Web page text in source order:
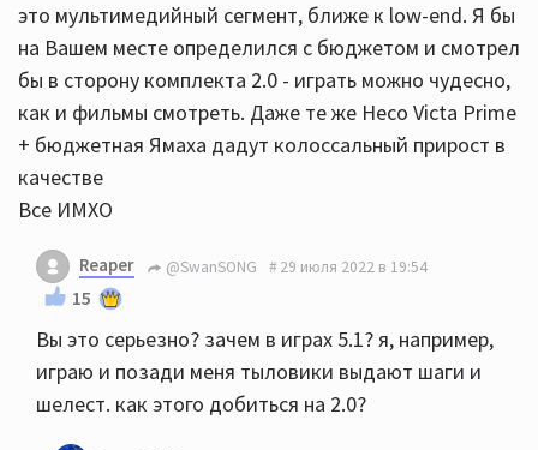
это мультимедийный сегмент, ближе к low-end. Я бы
на Вашем месте определился с бюджетом и смотрел
бы в сторону комплекта 2.0 - играть можно чудесно,
как и фильмы смотреть. Даже те же Heco Victa Prime
+ бюджетная Ямаха дадут колоссальный прирост в
качестве
Все ИМХО
Reaper @SwanSONG 29 июля 2022 в 19:54
15
Вы это серьезно? зачем в играх 5.1? я, например,
играю и позади меня тыловики выдают шаги и
шелест. как этого добиться на 2.0?